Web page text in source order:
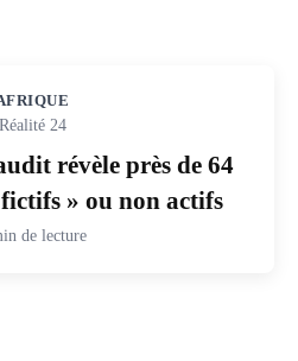
Réalité 24
révèle près de 64
» ou non actifs
de lecture